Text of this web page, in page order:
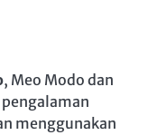
, Meo Modo dan
menggunakan